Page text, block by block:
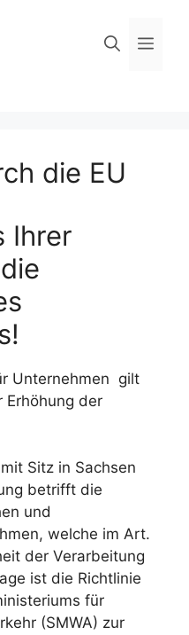
die EU
Ihrer
Unternehmen gilt
Erhöhung der
Sitz in Sachsen
betrifft die
und
welche im Art.
der Verarbeitung
ist die Richtlinie
für
(SMWA) zur